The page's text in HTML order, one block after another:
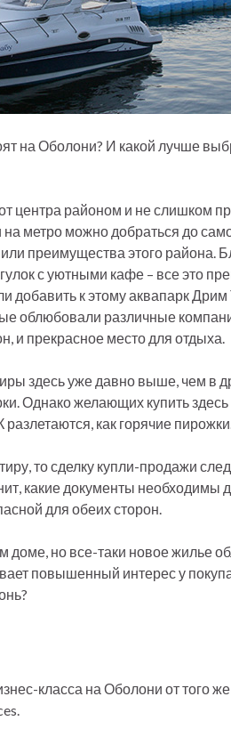
на Оболони? И какой лучше
центра районом и не слишком
метро можно добраться до
преимущества этого района.
с уютными кафе – все это
добавить к этому аквапарк
облюбовали различные
и прекрасное место для отдыха.
здесь уже давно выше, чем в
Однако желающих купить
как горячие
то сделку купли-продажи
какие документы необходимы
для обеих сторон.
доме, но все-таки новое жилье
повышенный интерес у
класса на Оболони от того